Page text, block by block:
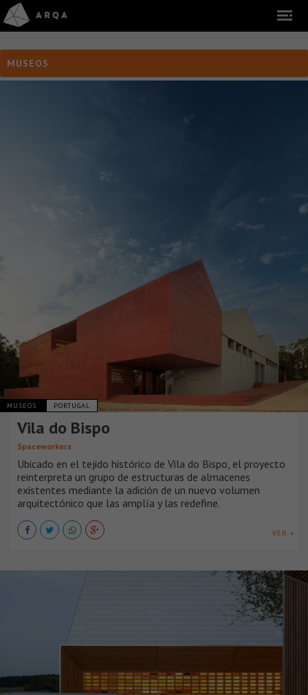
MUSEOS
MUSEOS PORTUGAL
Vila do Bispo
Spaceworkers
Ubicado en el tejido histórico de Vila do Bispo, el proyecto
reinterpreta un grupo de estructuras de almacenes
existentes mediante la adición de un nuevo volumen
arquitectónico que las amplía y las redefine.
VER +